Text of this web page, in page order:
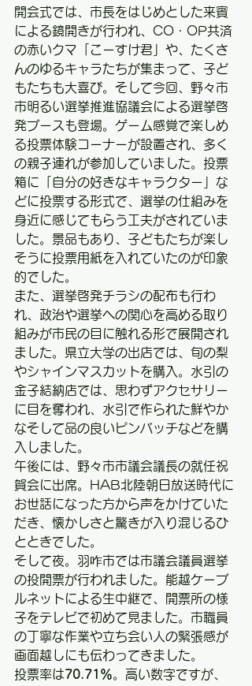
開会式では、市長をはじめとした来賓
による鏡開きが行われ、CO・OP共済
の赤いクマ「こーすけ君」や、たくさ
んのゆるキャラたちが集まって、子ど
もたちも大喜び。そして今回、野々市
市明るい選挙推進協議会による選挙啓
発ブースも登場。ゲーム感覚で楽しめ
る投票体験コーナーが設置され、多く
の親子連れが参加していました。投票
箱に「自分の好きなキャラクター」な
どに投票する形式で、選挙の仕組みを
身近に感じてもらう工夫がされていま
した。景品もあり、子どもたちが楽し
そうに投票用紙を入れていたのが印象
的でした。
また、選挙啓発チラシの配布も行わ
れ、政治や選挙への関心を高める取り
組みが市民の目に触れる形で展開され
ました。県立大学の出店では、旬の梨
やシャインマスカットを購入。水引の
金子結納店では、思わずアクセサリー
に目を奪われ、水引で作られた鮮やか
なそして品の良いピンバッチなどを購
入しました。
午後には、野々市市議会議長の就任祝
賀会に出席。HAB北陸朝日放送時代に
お世話になった方から声をかけていた
だき、懐かしさと驚きが入り混じるひ
とときでした。
そして夜。羽咋市では市議会議員選挙
の投開票が行われました。能越ケーブ
ルネットによる生中継で、開票所の様
子をテレビで初めて見ました。市職員
の丁寧な作業や立ち会い人の緊張感が
画面越しにも伝わってきました。
投票率は70.71％。高い数字ですが、